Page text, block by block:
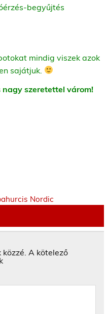
begyűjtés
mindig viszek azok
sajátjuk.
szeretettel várom!
Nordic
A kötelező